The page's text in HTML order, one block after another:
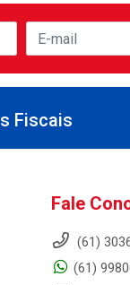
Fiscais
Fale
(61)
(61)